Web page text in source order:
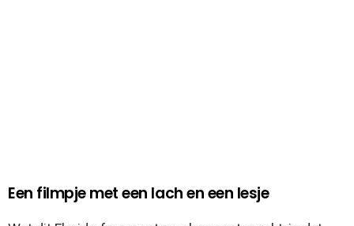
Een filmpje met een lach en een lesje